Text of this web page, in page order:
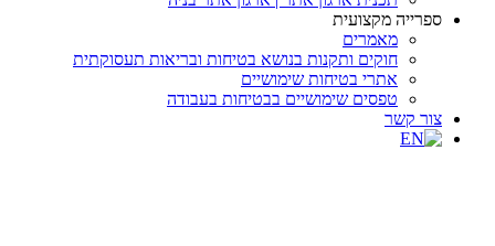
ספרייה מקצועית
מאמרים
חוקים ותקנות בנושא בטיחות ובריאות תעסוקתית
אתרי בטיחות שימושיים
טפסים שימושיים בבטיחות בעבודה
צור קשר